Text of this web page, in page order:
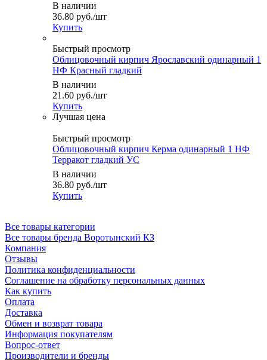
В наличии
36.80 руб./шт
Купить
Быстрый просмотр
Облицовочный кирпич Ярославский одинарный 1
НФ Красный гладкий
В наличии
21.60 руб./шт
Купить
Быстрый просмотр
Облицовочный кирпич Керма одинарный 1 НФ
Терракот гладкий УС
В наличии
36.80 руб./шт
Купить
Все товары категории
Все товары бренда Воротынский КЗ
Компания
Отзывы
Политика конфиденциальности
Соглашение на обработку персональных данных
Как купить
Оплата
Доставка
Обмен и возврат товара
Информация покупателям
Вопрос-ответ
Производители и бренды